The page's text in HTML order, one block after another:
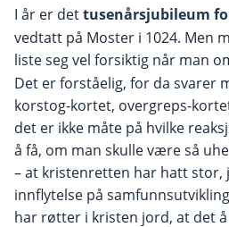
I år er dettusenårsjubileum
vedtatt på Moster i 1024. Men
liste seg vel forsiktig når man
Det er forståelig, for da svarer
korstog-kortet, overgreps-
det er ikke måte på hvilke
å få, om man skulle være så
– at kristenretten har hatt stor,
innflytelse på
har røtter i kristen jord, at det å